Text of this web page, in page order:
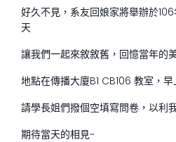
好久不見，系友回娘家將舉辦於
天
讓我們一起來敘敘舊，回憶當年的
地點在傳播大廈B1 CB106 教室，早
請學長姐們撥個空填寫問卷，以利
期待當天的相見~